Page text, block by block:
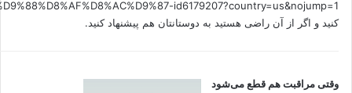
کنید و اگر از آن راضی هستید به دوستانتان هم پیشنهاد کنید.
وقتی مراقبت هم قطع می‌شود